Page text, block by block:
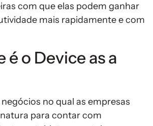
com que elas podem ganhar
mais rapidamente e com
é o Device as a
no qual as empresas
para contar com